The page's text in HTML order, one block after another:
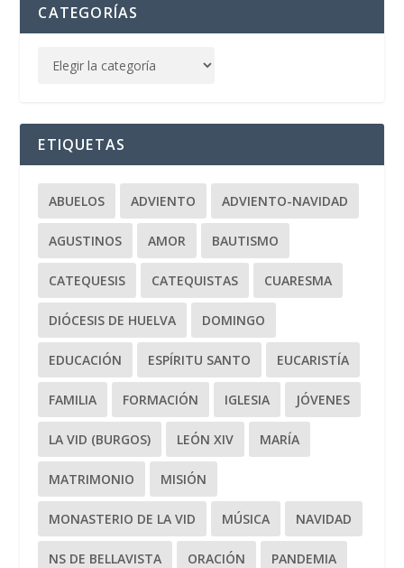
CATEGORÍAS
ETIQUETAS
ABUELOS ADVIENTO ADVIENTO-NAVIDAD
AGUSTINOS AMOR BAUTISMO
CATEQUESIS CATEQUISTAS CUARESMA
DIÓCESIS DE HUELVA DOMINGO
EDUCACIÓN ESPÍRITU SANTO EUCARISTÍA
FAMILIA FORMACIÓN IGLESIA JÓVENES
LA VID (BURGOS) LEÓN XIV MARÍA
MATRIMONIO MISIÓN
MONASTERIO DE LA VID MÚSICA NAVIDAD
NS DE BELLAVISTA ORACIÓN PANDEMIA